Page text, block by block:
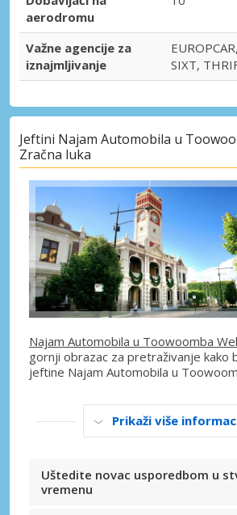
aerodromu
Važne agencije za
iznajmljivanje
SIXT,
Jeftini Najam Automobila u
Zračna luka
Najam Automobila u Toowoomba
gornji obrazac za pretraživanje kako
jeftine Najam Automobila u
Prikaži više
Uštedite novac usporedbom u
vremenu